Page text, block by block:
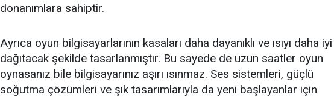
donanımlara sahiptir.
Ayrıca oyun bilgisayarlarının kasaları daha dayanıklı ve ısıyı daha iyi
dağıtacak şekilde tasarlanmıştır. Bu sayede de uzun saatler oyun
oynasanız bile bilgisayarınız aşırı ısınmaz. Ses sistemleri, güçlü
soğutma çözümleri ve şık tasarımlarıyla da yeni başlayanlar için